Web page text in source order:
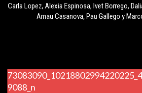
Carla Lopez, Alexia Espinosa, Ivet Borrego,
Arnau Casanova, Pau Gallego y
9088_n